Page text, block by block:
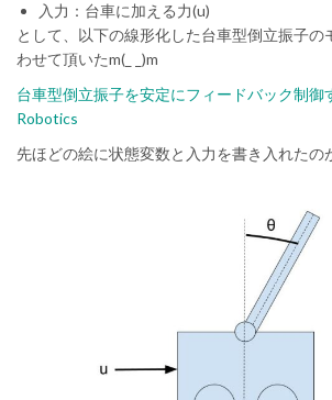
入力：台車に加える力(u)
として、以下の線形化した台車型倒立振子の
わせて頂いたm(_ _)m
台車型倒立振子を安定にフィードバック制御
Robotics
先ほどの絵に状態変数と入力を書き入れたの